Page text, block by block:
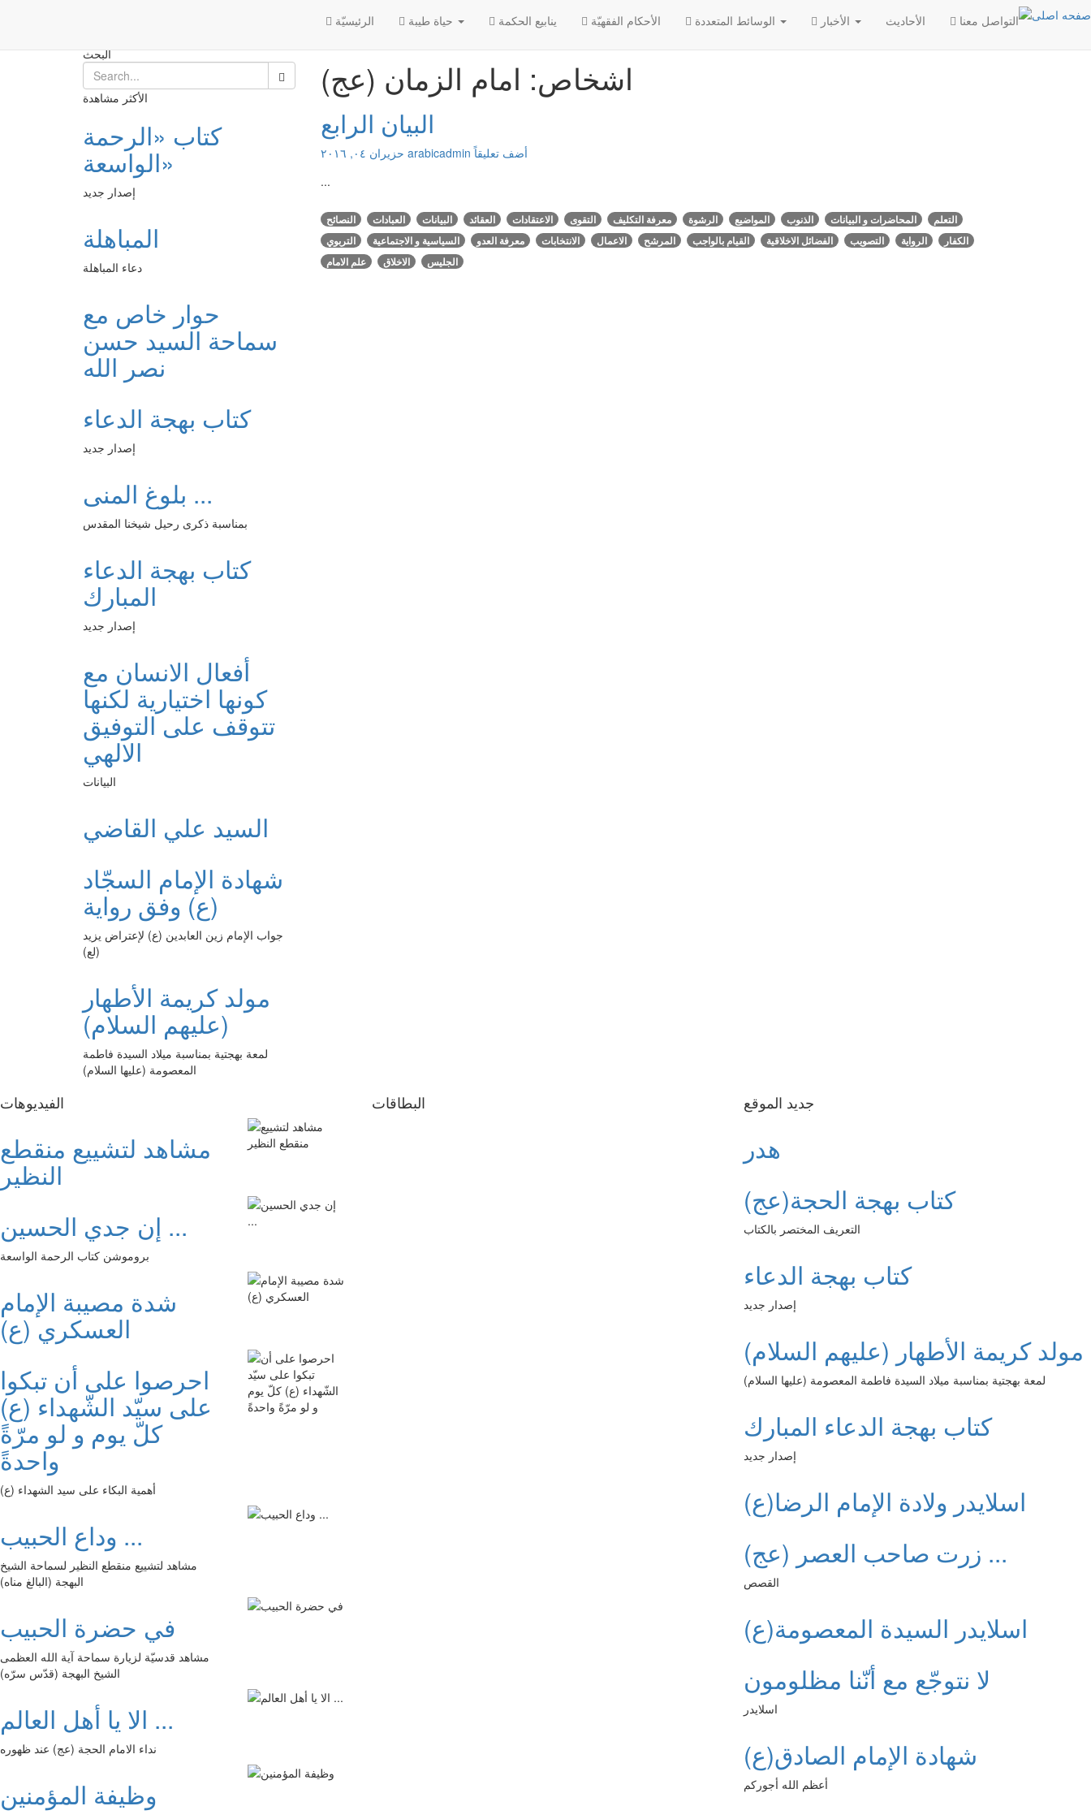
الرئیسیّة ينابيع الحكمة الأحکام الفقهیّة الأحادیث التواصل معنا
اشخاص: امام الزمان (عج)
البيان الرابع
arabicadminأضف تعليقاً
...
النصائح العبادات البيانات العقائد الاعتقادات التقوى معرفة التكليف الرشوة المواضيع الذنوب المحاضرات و البيانات
التعلم
التربوي
السياسية و الاجتماعية معرفة العدو الانتخابات الاعمال المرشح القيام بالواجب الفضائل الاخلاقية التصويب الرواية
الكفار
علم الامام
الاخلاق الجليس
البحث
الأكثر مشاهدة
كتاب «الرحمة
الواسعة»
إصدار جديد
المباهلة
دعاء المباهلة
حوار خاص مع
سماحة السيد حسن
نصر الله
كتاب بهجة الدعاء
إصدار جديد
بلوغ المنى ...
بمناسبة ذكرى رحيل شيخنا المقدس
كتاب بهجة الدعاء
المبارك
إصدار جديد
أفعال الانسان مع
كونها اختيارية لكنها
تتوقف على التوفيق
الالهي
البيانات
السيد علي القاضي
شهادة الإمام السجّاد
(ع) وفق رواية
جواب الإمام زين العابدين (ع) لإعتراض يزيد
(لع)
مولد كريمة الأطهار
(عليهم السلام)
لمعة بهجتية بمناسبة ميلاد السيدة فاطمة
المعصومة (عليها السلام)
الفیدیوهات
مشاهد لتشييع منقطع
النظير
إن جدي الحسين ...
بروموشن كتاب الرحمة الواسعة
شدة مصيبة الإمام
العسكري (ع)
احرصوا على أن تبكوا
على سيّد الشّهداء (ع)
كلّ يوم و لو مرّةً
واحدةً
أهمية البكاء على سيد الشهداء (ع)
وداع الحبيب ...
مشاهد لتشييع منقطع النظير لسماحة الشيخ
البهجة (البالغ مناه)
في حضرة الحبيب
مشاهد قدسيّة لزيارة سماحة آية الله العظمى
الشيخ البهجة (قدّس سرّه)
الا يا أهل العالم ...
نداء الامام الحجة (عج) عند ظهوره
وظيفة المؤمنين
البطاقات جديد الموقع
هدر
كتاب بهجة الحجة(عج)
التعريف المختصر بالكتاب
كتاب بهجة الدعاء
إصدار جديد
مولد كريمة الأطهار (عليهم السلام)
لمعة بهجتية بمناسبة ميلاد السيدة فاطمة المعصومة (عليها السلام)
كتاب بهجة الدعاء المبارك
إصدار جديد
اسلايدر ولادة الإمام الرضا(ع)
زرت صاحب العصر (عج) ...
القصص
اسلايدر السيدة المعصومة(ع)
لا نتوجّع مع أنّنا مظلومون
اسلايدر
شهادة الإمام الصادق(ع)
أعظم الله أجوركم